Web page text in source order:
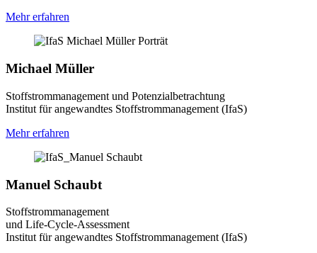
Mehr erfahren
Michael Müller
Stoffstrommanagement und Potenzialbetrachtung
Institut für angewandtes Stoffstrommanagement (IfaS)
Mehr erfahren
Manuel Schaubt
Stoffstrommanagement
und Life-Cycle-Assessment
Institut für angewandtes Stoffstrommanagement (IfaS)